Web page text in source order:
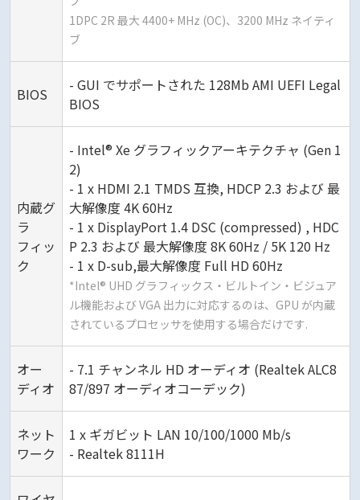
1DPC 2R 最大 4400+ MHz (OC)、3200 MHz ネイティ
ブ
BIOS
- GUI でサポートされた 128Mb AMI UEFI Legal
BIOS
内蔵グ
ラ
フィッ
ク
- Intel® Xe グラフィックアーキテクチャ (Gen 1
2)
- 1 x HDMI 2.1 TMDS 互換, HDCP 2.3 および 最
大解像度 4K 60Hz
- 1 x DisplayPort 1.4 DSC (compressed) , HDC
P 2.3 および 最大解像度 8K 60Hz / 5K 120 Hz
- 1 x D-sub,最大解像度 Full HD 60Hz
*Intel® UHD グラフィックス・ビルトイン・ビジュア
ル機能および VGA 出力に対応するのは、GPU が内蔵
されているプロセッサを使用する場合だけです.
オー
ディオ
- 7.1 チャンネル HD オーディオ (Realtek ALC8
87/897 オーディオコーデック)
ネット
ワーク
1 x ギガビット LAN 10/100/1000 Mb/s
- Realtek 8111H